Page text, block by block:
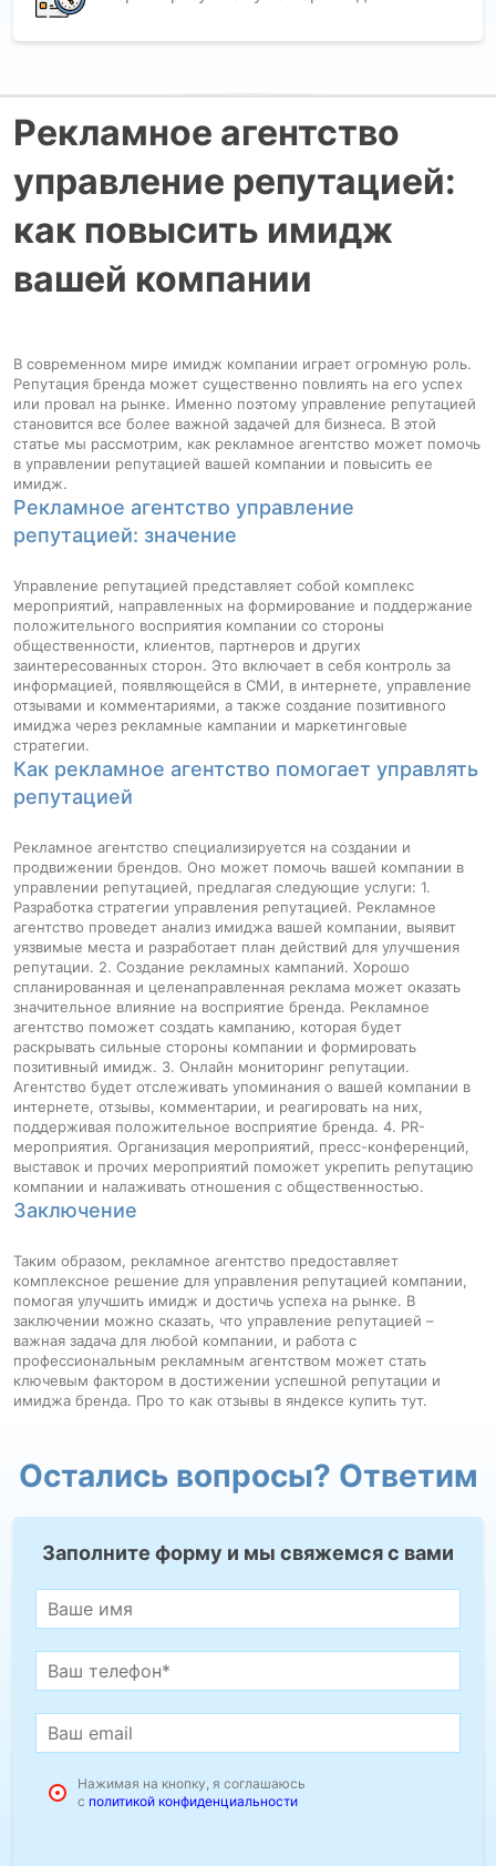
Рекламное агентство
управление репутацией:
как повысить имидж
вашей компании
В современном мире имидж компании играет огромную роль.
Репутация бренда может существенно повлиять на его успех
или провал на рынке. Именно поэтому управление репутацией
становится все более важной задачей для бизнеса. В этой
статье мы рассмотрим, как рекламное агентство может помочь
в управлении репутацией вашей компании и повысить ее
имидж.
Рекламное агентство управление
репутацией: значение
Управление репутацией представляет собой комплекс
мероприятий, направленных на формирование и поддержание
положительного восприятия компании со стороны
общественности, клиентов, партнеров и других
заинтересованных сторон. Это включает в себя контроль за
информацией, появляющейся в СМИ, в интернете, управление
отзывами и комментариями, а также создание позитивного
имиджа через рекламные кампании и маркетинговые
стратегии.
Как рекламное агентство помогает управлять
репутацией
Рекламное агентство специализируется на создании и
продвижении брендов. Оно может помочь вашей компании в
управлении репутацией, предлагая следующие услуги: 1.
Разработка стратегии управления репутацией. Рекламное
агентство проведет анализ имиджа вашей компании, выявит
уязвимые места и разработает план действий для улучшения
репутации. 2. Создание рекламных кампаний. Хорошо
спланированная и целенаправленная реклама может оказать
значительное влияние на восприятие бренда. Рекламное
агентство поможет создать кампанию, которая будет
раскрывать сильные стороны компании и формировать
позитивный имидж. 3. Онлайн мониторинг репутации.
Агентство будет отслеживать упоминания о вашей компании в
интернете, отзывы, комментарии, и реагировать на них,
поддерживая положительное восприятие бренда. 4. PR-
мероприятия. Организация мероприятий, пресс-конференций,
выставок и прочих мероприятий поможет укрепить репутацию
компании и налаживать отношения с общественностью.
Заключение
Таким образом, рекламное агентство предоставляет
комплексное решение для управления репутацией компании,
помогая улучшить имидж и достичь успеха на рынке. В
заключении можно сказать, что управление репутацией –
важная задача для любой компании, и работа с
профессиональным рекламным агентством может стать
ключевым фактором в достижении успешной репутации и
имиджа бренда. Про то как отзывы в яндексе купить тут.
Остались вопросы? Ответим
Заполните форму и мы свяжемся с вами
Нажимая на кнопку, я соглашаюсь
с политикой конфиденциальности